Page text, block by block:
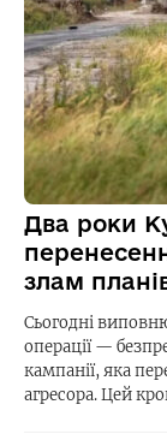
Два роки
злам
Сьогодні
операції —
кампанії, яка
агресора. Цей